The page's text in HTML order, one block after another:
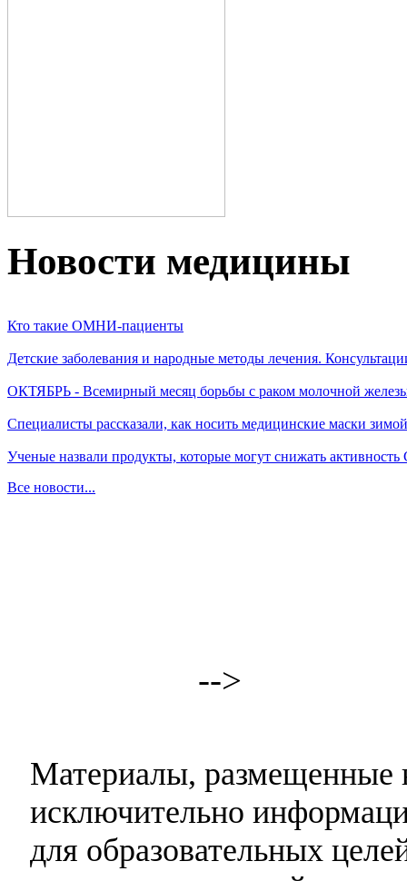
Новости медицины
Кто такие ОМНИ-пациенты
Детские заболевания и народные методы лечения.
ОКТЯБРЬ - Всемирный месяц борьбы с раком молочной
Специалисты рассказали, как носить медицинские маски зимой
Ученые назвали продукты, которые могут снижать
Все новости...
-->
Материалы, размещенные
исключительно
для образовательных